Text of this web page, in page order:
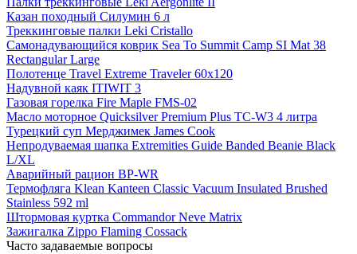
Казан походный Силумин 6 л
Треккинговые палки Leki Cristallo
Самонадувающийся коврик Sea To Summit Camp SI Mat 38
Rectangular Large
Полотенце Travel Extreme Traveler 60х120
Надувной каяк ITIWIT 3
Газовая горелка Fire Maple FMS-02
Масло моторное Quicksilver Premium Plus TC-W3 4 литра
Турецкий суп Мерджимек James Cook
Непродуваемая шапка Extremities Guide Banded Beanie Black
L/XL
Аварийный рацион BP-WR
Термофляга Klean Kanteen Classic Vacuum Insulated Brushed
Stainless 592 ml
Штормовая куртка Commandor Neve Matrix
Зажигалка Zippo Flaming Cossack
Часто задаваемые вопросы